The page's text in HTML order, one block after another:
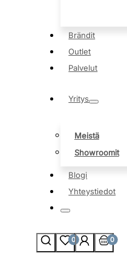
Brändit
Outlet
Palvelut
Yritys
Meistä
Showroomit
Blogi
Yhteystiedot
0 0